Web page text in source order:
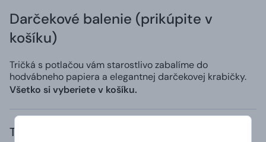
Darčekové balenie (prikúpite v
košíku)
Tričká s potlačou vám starostlivo zabalíme do
hodvábneho papiera a elegantnej darčekovej krabičky.
Všetko si vyberiete v košíku.
Trvanlivosť a zloženie